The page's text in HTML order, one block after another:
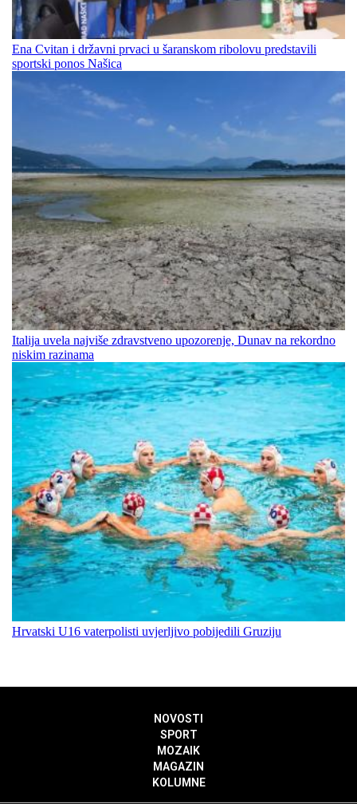
Ena Cvitan i državni prvaci u šaranskom ribolovu predstavili
sportski ponos Našica
Italija uvela najviše zdravstveno upozorenje, Dunav na rekordno
niskim razinama
Hrvatski U16 vaterpolisti uvjerljivo pobijedili Gruziju
NOVOSTI
SPORT
MOZAIK
MAGAZIN
KOLUMNE